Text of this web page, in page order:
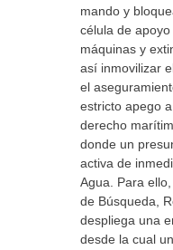
mando y
célula de
máquinas y
así inmovilizar
el
estricto apego
derecho
donde un
activa de
Agua. Para ello,
de Búsqueda,
despliega una
desde la cual